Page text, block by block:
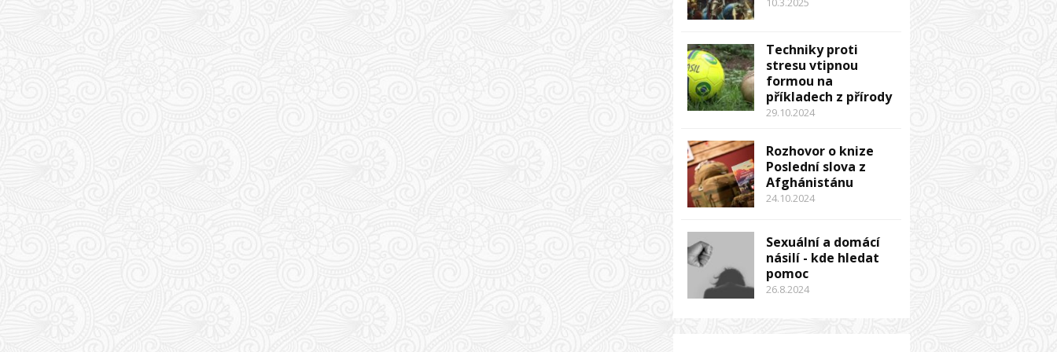
Techniky proti
stresu vtipnou
formou na
příkladech z přírody
29.10.2024
Rozhovor o knize
Poslední slova z
Afghánistánu
24.10.2024
Sexuální a domácí
násilí - kde hledat
pomoc
26.8.2024